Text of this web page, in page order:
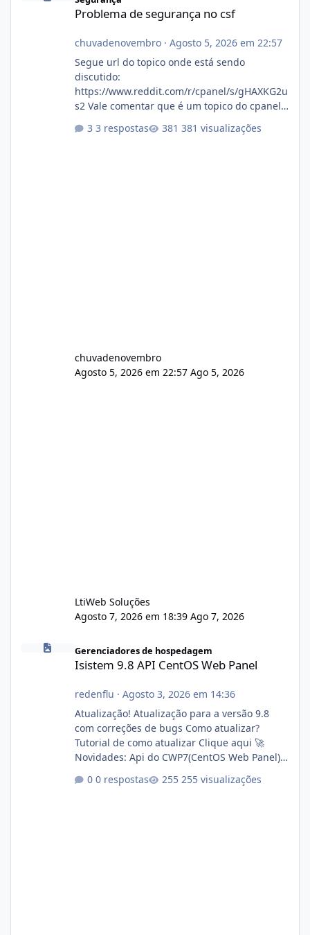
Problema de segurança no csf
chuvadenovembro· Agosto 5, 2026 em 22:57
Segue url do topico onde está sendo
discutido:
https://www.reddit.com/r/cpanel/s/gHAXKG2u
s2 Vale comentar que é um topico do cpanel...
3 respostas 381 visualizações
chuvadenovembro
Agosto 5, 2026 em 22:57 Ago 5, 2026
LtiWeb Soluções
Agosto 7, 2026 em 18:39 Ago 7, 2026
Isistem 9.8 API CentOS Web Panel
Gerenciadores de hospedagem
Isistem 9.8 API CentOS Web Panel
redenflu · Agosto 3, 2026 em 14:36
Atualização! Atualização para a versão 9.8
com correções de bugs Como atualizar?
Tutorial de como atualizar Clique aqui 🚀
Novidades: Api do CWP7(CentOS Web Panel)
autorizado a usasr o isistem:
0 respostas 255 visualizações